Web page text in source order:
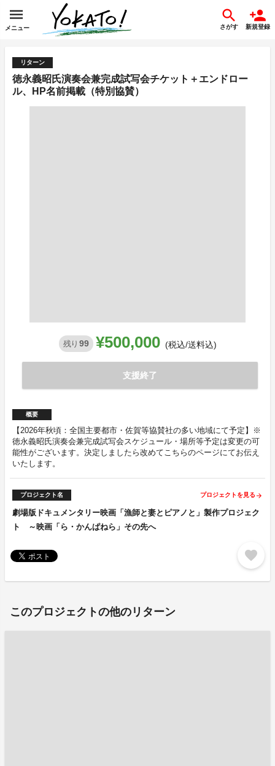
メニュー さがす 新規登録
リターン
徳永義昭氏演奏会兼完成試写会チケット＋エンドロー
ル、HP名前掲載（特別協賛）
残り 99 ¥500,000 (税込/送料込)
支援終了
概要
【2026年秋頃：全国主要都市・佐賀等協賛社の多い地域にて予定】※
徳永義昭氏演奏会兼完成試写会スケジュール・場所等予定は変更の可
能性がございます。決定しましたら改めてこちらのページにてお伝え
いたします。
プロジェクト名 プロジェクトを見る arrow_forward
劇場版ドキュメンタリー映画「漁師と妻とピアノと」製作プロジェク
ト ～映画「ら・かんぱねら」その先へ
favorite
このプロジェクトの他のリターン